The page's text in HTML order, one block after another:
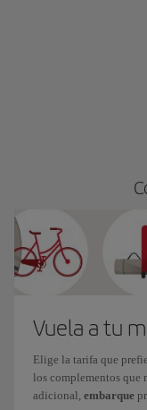
Vuela a tu
Elige la tarifa que
los complementos que
adicional, embarque